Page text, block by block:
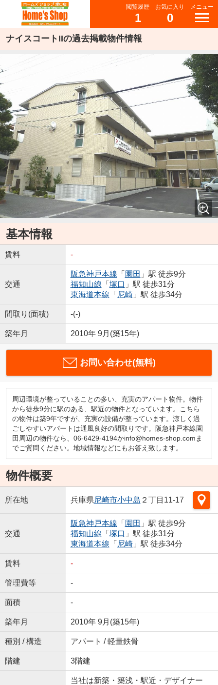
閲覧履歴
1
お気に入り
0
メニュー
ナイスコートIIの過去掲載物件情報
基本情報
賃料 -
交通
阪急神戸本線 「 園田 」駅 徒歩9分
福知山線 「 塚口 」駅 徒歩31分
東海道本線 「 尼崎」駅 徒歩34分
間取り(面積) -(-)
築年月 2010年 9月(築15年)
お問い合わせ(無料)
周辺環境が整っていることの多い、充実のアパート物件。物件
から徒歩9分に駅のある、駅近の物件となっています。こちら
の物件は築9年ですが、充実の設備が整っています。涼しく過
ごしやすいアパートは通風良好の間取りです。阪急神戸本線園
田周辺の物件なら、06-6429-4194かinfo@homes-shop.comま
でご質問ください。地域情報などにもお答え致します。
物件概要
所在地 兵庫県尼崎市小中島 ２丁目11-17
交通
阪急神戸本線 「 園田 」駅 徒歩9分
福知山線 「 塚口 」駅 徒歩31分
東海道本線 「 尼崎」駅 徒歩34分
賃料 -
管理費等 -
面積 -
築年月 2010年 9月(築15年)
種別 / 構造 アパート / 軽量鉄骨
階建 3階建
当社は新築・築浅・駅近・デザイナー